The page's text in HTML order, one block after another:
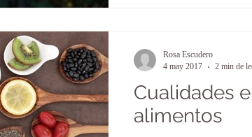
Cualidades
alimentos
Rosa Escudero
4 may 2017
2 min de